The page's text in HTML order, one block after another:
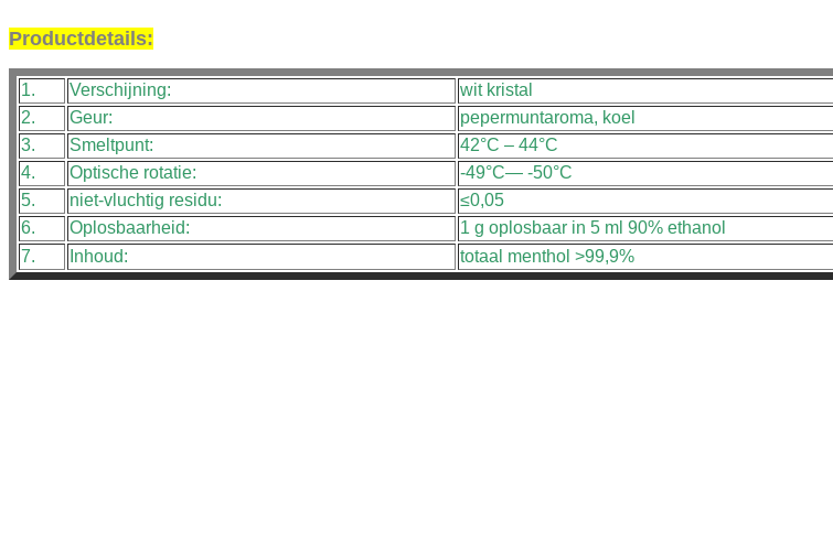
Productdetails:
1. Verschijning:
wit kristal
2.
Geur:
pepermuntaroma, koel
3.
Smeltpunt:
42°C – 44°C
4.
Optische rotatie:
-49°C— -50°C
5.
niet-vluchtig residu:
≤0,05
6.
Oplosbaarheid:
1 g oplosbaar in 5 ml 90% ethanol
7.
Inhoud: totaal menthol >99,9%